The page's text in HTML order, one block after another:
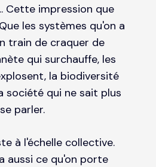
Cette impression que
les systèmes qu'on a
train de craquer de
qui surchauffe, les
la biodiversité
société qui ne sait plus
se parler.
à l'échelle collective.
aussi ce qu'on porte